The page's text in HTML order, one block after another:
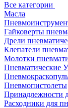
Все категории
Масла
Гайковерты
Дрели
Клепатели
Молотки
Пневмопистолеты
Принадлежности
Расходники для